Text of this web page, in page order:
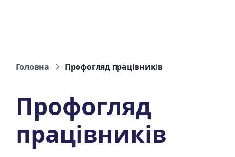
Головна Профогляд працівників
Профогляд
працівників